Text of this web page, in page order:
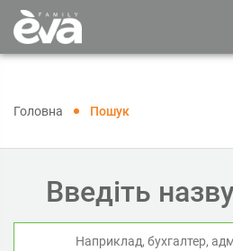
Головна Пошук
Введіть